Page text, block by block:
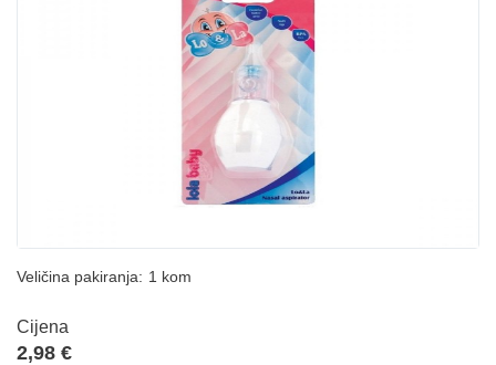
Veličina pakiranja: 1 kom
Cijena
2,98 €